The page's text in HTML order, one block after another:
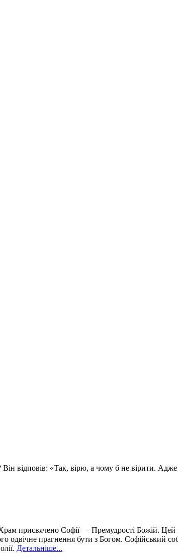
відповів: «Так, вірю, а чому б не вірити.
присвячено Софії — Премудрості Божій.
одвічне прагнення бути з Богом. Софійський
Детальніше...